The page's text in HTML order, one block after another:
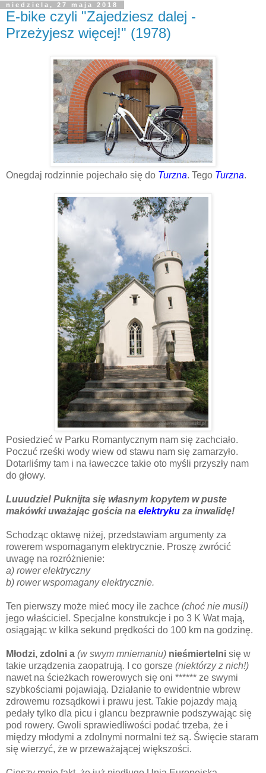
niedziela, 27 maja 2018
E-bike czyli "Zajedziesz dalej -
Przeżyjesz więcej!" (1978)
Onegdaj rodzinnie pojechało się do Turzna. Tego Turzna.
Posiedzieć w Parku Romantycznym nam się zachciało.
Poczuć rześki wody wiew od stawu nam się zamarzyło.
Dotarliśmy tam i na ławeczce takie oto myśli przyszły nam
do głowy.
Luuudzie! Puknijta się własnym kopytem w puste
makówki uważając gościa na elektryku za inwalidę!
Schodząc oktawę niżej, przedstawiam argumenty za
rowerem wspomaganym elektrycznie. Proszę zwrócić
uwagę na rozróżnienie:
a) rower elektryczny
b) rower wspomagany elektrycznie.
Ten pierwszy może mieć mocy ile zachce (choć nie musi!)
jego właściciel. Specjalne konstrukcje i po 3 K Wat mają,
osiągając w kilka sekund prędkości do 100 km na godzinę.
Młodzi, zdolni a (w swym mniemaniu) nieśmiertelni się w
takie urządzenia zaopatrują. I co gorsze (niektórzy z nich!)
nawet na ścieżkach rowerowych się oni ****** ze swymi
szybkościami pojawiają. Działanie to ewidentnie wbrew
zdrowemu rozsądkowi i prawu jest. Takie pojazdy mają
pedały tylko dla picu i glancu bezprawnie podszywając się
pod rowery. Gwoli sprawiedliwości podać trzeba, że i
między młodymi a zdolnymi normalni też są. Święcie staram
się wierzyć, że w przeważającej większości.